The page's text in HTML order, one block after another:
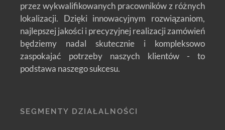
przez wykwalifikowanych pracowników z różnych
lokalizacji. Dzięki innowacyjnym rozwiązaniom,
najlepszej jakości i precyzyjnej realizacji zamówień
będziemy nadal skutecznie i kompleksowo
zaspokajać potrzeby naszych klientów - to
podstawa naszego sukcesu.
SEGMENTY DZIAŁALNOŚCI